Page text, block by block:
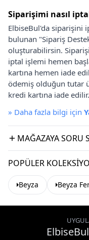
Siparişimi nasıl
ElbiseBul'da siparişini
bulunan "Sipariş
oluşturabilirsin.
iptal işlemi hemen
kartına hemen iade
ödemiş olduğun tutar
kredi kartına iade edilir.
» Daha fazla bilgi için
MAĞAZAYA SORU
POPÜLER
Beyza Beyza